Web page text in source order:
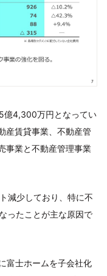
億4,300万円となってい
産賃貸事業、不動産管
事業と不動産管理事業
減少しており、特に不
ったことが主な原因で
富士ホームを子会社化